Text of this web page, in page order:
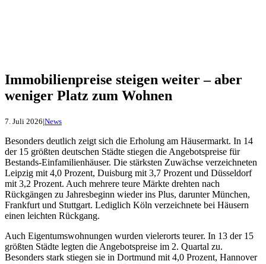
Immobilienpreise steigen weiter – aber
weniger Platz zum Wohnen
7. Juli 2026|News
Besonders deutlich zeigt sich die Erholung am Häusermarkt. In 14
der 15 größten deutschen Städte stiegen die Angebotspreise für
Bestands-Einfamilienhäuser. Die stärksten Zuwächse verzeichneten
Leipzig mit 4,0 Prozent, Duisburg mit 3,7 Prozent und Düsseldorf
mit 3,2 Prozent. Auch mehrere teure Märkte drehten nach
Rückgängen zu Jahresbeginn wieder ins Plus, darunter München,
Frankfurt und Stuttgart. Lediglich Köln verzeichnete bei Häusern
einen leichten Rückgang.
Auch Eigentumswohnungen wurden vielerorts teurer. In 13 der 15
größten Städte legten die Angebotspreise im 2. Quartal zu.
Besonders stark stiegen sie in Dortmund mit 4,0 Prozent, Hannover